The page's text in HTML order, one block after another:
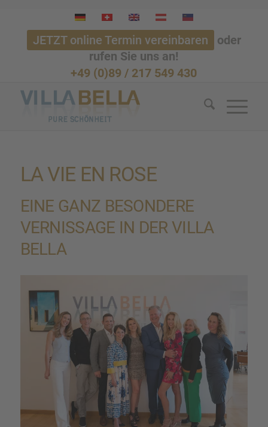
JETZT online Termin vereinbaren
oder
rufen Sie uns an!
+49 (0)89 / 217 549 430
LA VIE EN ROSE
EINE GANZ BESON­DERE
VERNIS­SAGE IN DER VILLA
BELLA